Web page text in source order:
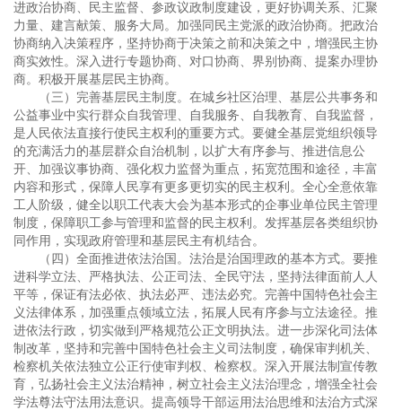
进政治协商、民主监督、参政议政制度建设，更好协调关系、汇聚
力量、建言献策、服务大局。加强同民主党派的政治协商。把政治
协商纳入决策程序，坚持协商于决策之前和决策之中，增强民主协
商实效性。深入进行专题协商、对口协商、界别协商、提案办理协
商。积极开展基层民主协商。
（三）完善基层民主制度。在城乡社区治理、基层公共事务和
公益事业中实行群众自我管理、自我服务、自我教育、自我监督，
是人民依法直接行使民主权利的重要方式。要健全基层党组织领导
的充满活力的基层群众自治机制，以扩大有序参与、推进信息公
开、加强议事协商、强化权力监督为重点，拓宽范围和途径，丰富
内容和形式，保障人民享有更多更切实的民主权利。全心全意依靠
工人阶级，健全以职工代表大会为基本形式的企事业单位民主管理
制度，保障职工参与管理和监督的民主权利。发挥基层各类组织协
同作用，实现政府管理和基层民主有机结合。
（四）全面推进依法治国。法治是治国理政的基本方式。要推
进科学立法、严格执法、公正司法、全民守法，坚持法律面前人人
平等，保证有法必依、执法必严、违法必究。完善中国特色社会主
义法律体系，加强重点领域立法，拓展人民有序参与立法途径。推
进依法行政，切实做到严格规范公正文明执法。进一步深化司法体
制改革，坚持和完善中国特色社会主义司法制度，确保审判机关、
检察机关依法独立公正行使审判权、检察权。深入开展法制宣传教
育，弘扬社会主义法治精神，树立社会主义法治理念，增强全社会
学法尊法守法用法意识。提高领导干部运用法治思维和法治方式深